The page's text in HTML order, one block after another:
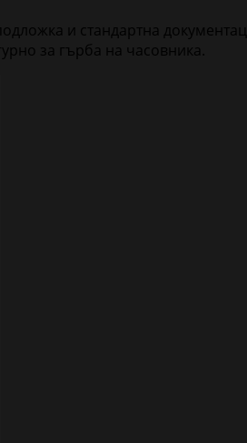
и стандартна
за гърба на часовника.